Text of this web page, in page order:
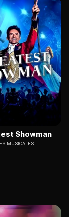
Showman
MUSICALES